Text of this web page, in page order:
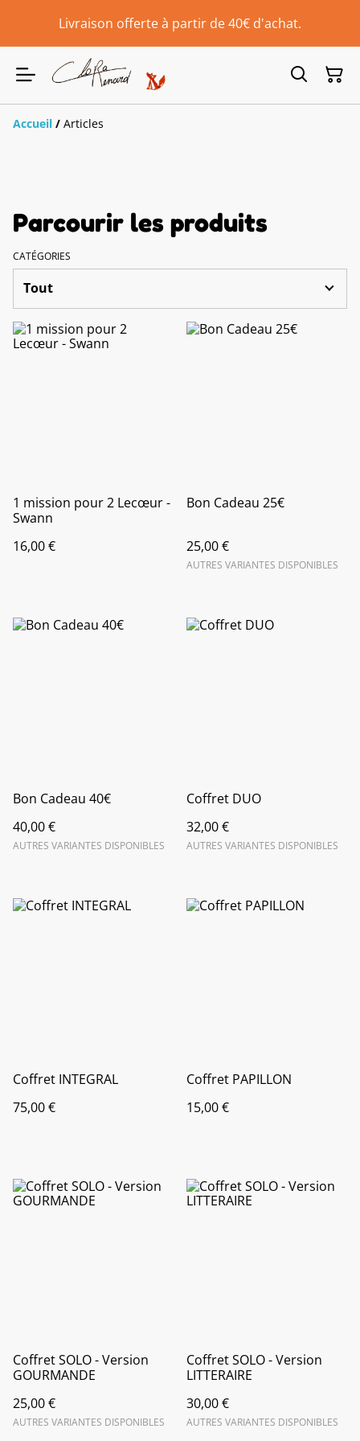
Livraison offerte à partir de 40€ d'achat.
Accueil / Articles
Parcourir les produits
CATÉGORIES
1 mission pour 2 Lecœur -
Swann
16,00 €
Bon Cadeau 25€
25,00 €
AUTRES VARIANTES DISPONIBLES
Bon Cadeau 40€
40,00 €
AUTRES VARIANTES DISPONIBLES
Coffret DUO
32,00 €
AUTRES VARIANTES DISPONIBLES
Coffret INTEGRAL
75,00 €
Coffret PAPILLON
15,00 €
Coffret SOLO - Version
GOURMANDE
25,00 €
AUTRES VARIANTES DISPONIBLES
Coffret SOLO - Version
LITTERAIRE
30,00 €
AUTRES VARIANTES DISPONIBLES